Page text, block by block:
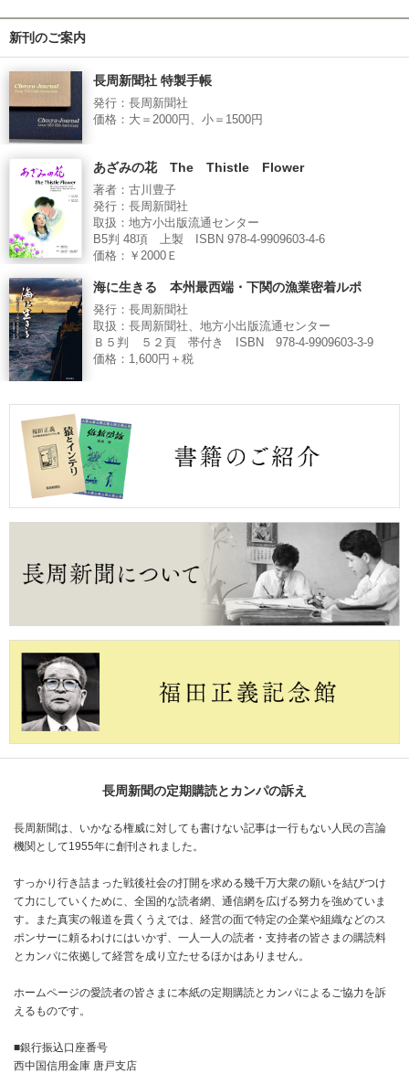
新刊のご案内
長周新聞社 特製手帳
発行：長周新聞社
価格：大＝2000円、小＝1500円
あざみの花 The Thistle Flower
著者：古川豊子
発行：長周新聞社
取扱：地方小出版流通センター
B5判 48項 上製 ISBN 978-4-9909603-4-6
価格：￥2000Ｅ
海に生きる 本州最西端・下関の漁業密着ルポ
発行：長周新聞社
取扱：長周新聞社、地方小出版流通センター
Ｂ５判 ５２頁 帯付き ISBN 978-4-9909603-3-9
価格：1,600円＋税
長周新聞の定期購読とカンパの訴え
長周新聞は、いかなる権威に対しても書けない記事は一行もない人民の言論
機関として1955年に創刊されました。
すっかり行き詰まった戦後社会の打開を求める幾千万大衆の願いを結びつけ
て力にしていくために、全国的な読者網、通信網を広げる努力を強めていま
す。また真実の報道を貫くうえでは、経営の面で特定の企業や組織などのス
ポンサーに頼るわけにはいかず、一人一人の読者・支持者の皆さまの購読料
とカンパに依拠して経営を成り立たせるほかはありません。
ホームページの愛読者の皆さまに本紙の定期購読とカンパによるご協力を訴
えるものです。
■銀行振込口座番号
西中国信用金庫 唐戸支店